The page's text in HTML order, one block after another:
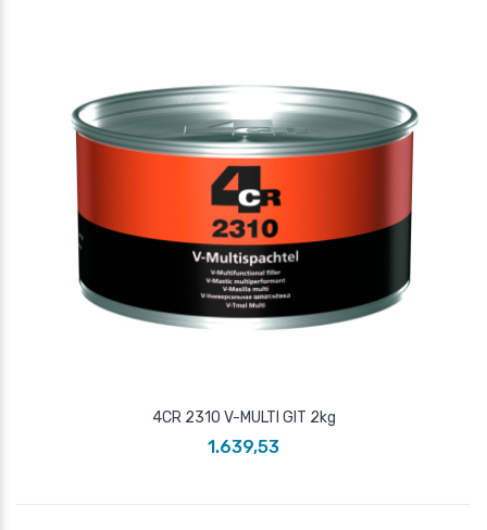
4CR 2310 V-MULTI GIT 2kg
1.639,53